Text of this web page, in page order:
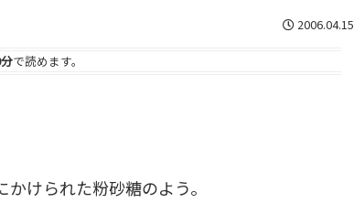
2006.04.15
で読めます。
けられた粉砂糖のよう。